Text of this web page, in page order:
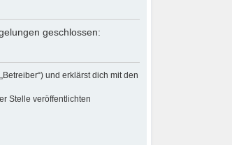
geschlossen:
und erklärst dich mit den
Stelle veröffentlichten